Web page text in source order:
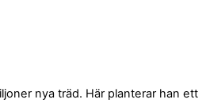
nya träd. Här planterar han ett